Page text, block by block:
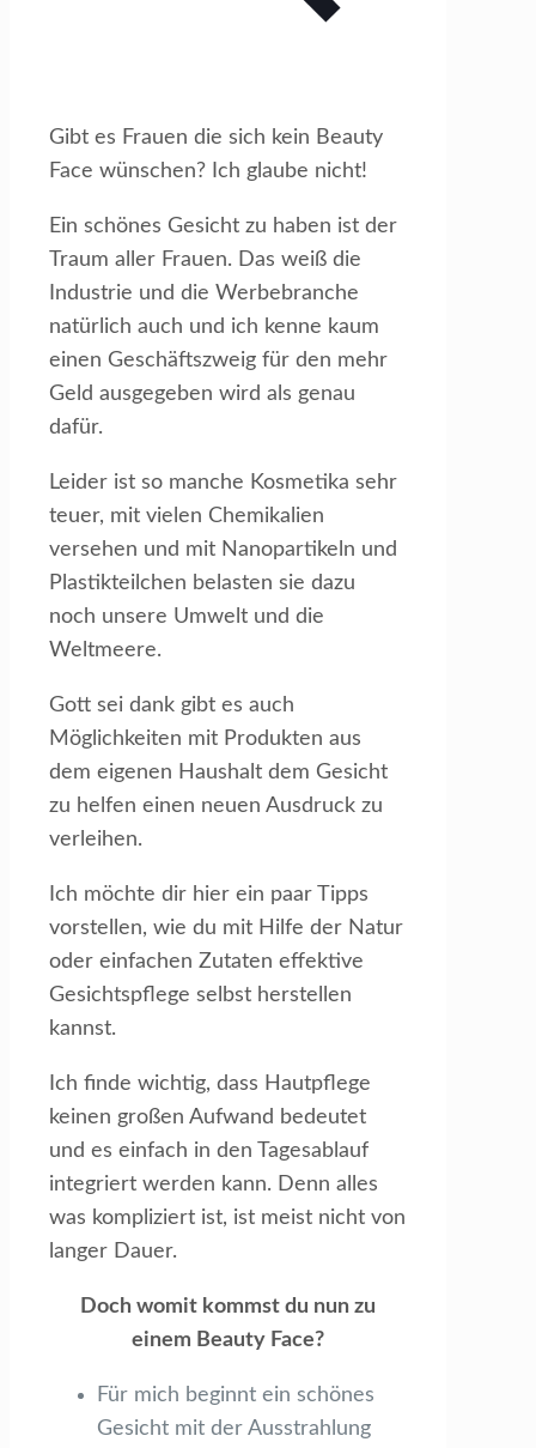
Gibt es Frauen die sich kein Beauty
Face wünschen? Ich glaube nicht!
Ein schönes Gesicht zu haben ist der
Traum aller Frauen. Das weiß die
Industrie und die Werbebranche
natürlich auch und ich kenne kaum
einen Geschäftszweig für den mehr
Geld ausgegeben wird als genau
dafür.
Leider ist so manche Kosmetika sehr
teuer, mit vielen Chemikalien
versehen und mit Nanopartikeln und
Plastikteilchen belasten sie dazu
noch unsere Umwelt und die
Weltmeere.
Gott sei dank gibt es auch
Möglichkeiten mit Produkten aus
dem eigenen Haushalt dem Gesicht
zu helfen einen neuen Ausdruck zu
verleihen.
Ich möchte dir hier ein paar Tipps
vorstellen, wie du mit Hilfe der Natur
oder einfachen Zutaten effektive
Gesichtspflege selbst herstellen
kannst.
Ich finde wichtig, dass Hautpflege
keinen großen Aufwand bedeutet
und es einfach in den Tagesablauf
integriert werden kann. Denn alles
was kompliziert ist, ist meist nicht von
langer Dauer.
Doch womit kommst du nun zu
einem Beauty Face?
Für mich beginnt ein schönes
Gesicht mit der Ausstrahlung